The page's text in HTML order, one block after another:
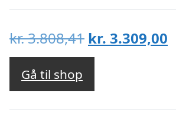
kr.3.808,41 Den
oprindelige
var:
kr. 3.808,41.
kr. 3.309,00
Gå til shop